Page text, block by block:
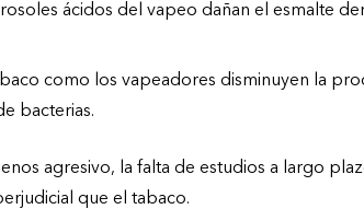
ácidos del vapeo dañan el esmalte
como los vapeadores disminuyen la
bacterias.
agresivo, la falta de estudios a largo
que el tabaco.